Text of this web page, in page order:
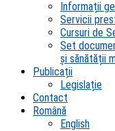
Informații
Servicii
Cursuri de
Set
și sănătății
Publicații
Legislație
Contact
Română
English